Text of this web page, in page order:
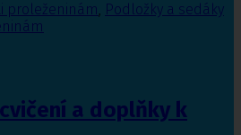
proleženinám, Podložky a sedáky
a doplňky k